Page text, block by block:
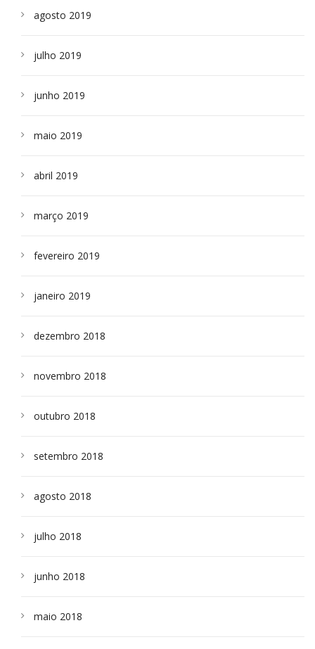
agosto 2019
julho 2019
junho 2019
maio 2019
abril 2019
março 2019
fevereiro 2019
janeiro 2019
dezembro 2018
novembro 2018
outubro 2018
setembro 2018
agosto 2018
julho 2018
junho 2018
maio 2018